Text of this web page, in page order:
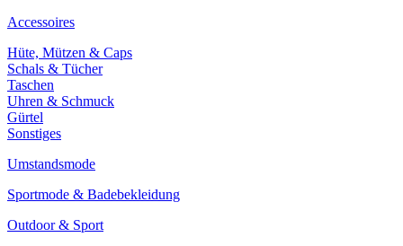
Accessoires
Hüte, Mützen & Caps
Schals & Tücher
Taschen
Uhren & Schmuck
Gürtel
Sonstiges
Umstandsmode
Sportmode & Badebekleidung
Outdoor & Sport